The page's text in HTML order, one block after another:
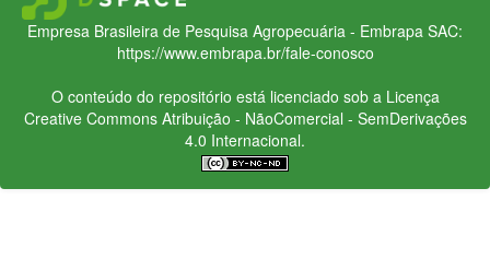
Empresa Brasileira de Pesquisa Agropecuária - Embrapa SAC:
https://www.embrapa.br/fale-conosco
O conteúdo do repositório está licenciado sob a Licença
Creative CommonsAtribuição - NãoComercial - SemDerivações
4.0 Internacional.